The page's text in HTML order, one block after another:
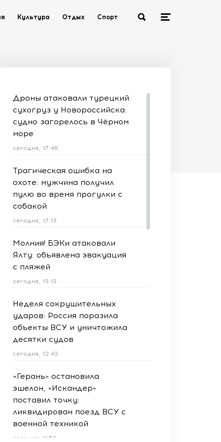
Культура Отдых Спорт
Дроны атаковали турецкий
сухогруз у Новороссийска:
судно загорелось в Чёрном
море
сегодня, 17:46
Трагическая ошибка на
охоте: мужчина получил
пулю во время прогулки с
собакой
сегодня, 17:13
Молния! БЭКи атаковали
Ялту: объявлена эвакуация
с пляжей
сегодня, 13:13
Неделя сокрушительных
ударов: Россия поразила
объекты ВСУ и уничтожила
десятки судов
сегодня, 12:43
«Герань» остановила
эшелон, «Искандер»
поставил точку:
ликвидирован поезд ВСУ с
военной техникой
сегодня, 11:56